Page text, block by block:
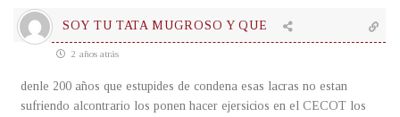
SOY TU TATA MUGROSO Y QUE
2 años atrás
denle 200 años que estupides de condena esas lacras no estan
sufriendo alcontrario los ponen hacer ejersicios en el CECOT los